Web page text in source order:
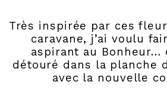
Très inspirée par ces
caravane, j’ai voulu
aspirant au Bonheur…
détouré dans la planche
avec la nouvelle